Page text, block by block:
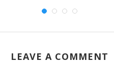
LEAVE A COMMENT